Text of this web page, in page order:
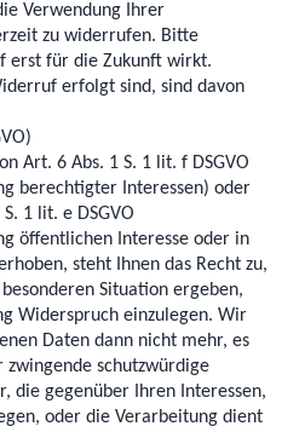
Verwendung Ihrer
zu widerrufen. Bitte
erst für die Zukunft wirkt.
erfolgt sind, sind davon
Art. 6 Abs. 1 S. 1 lit. f DSGVO
berechtigter Interessen) oder
1 lit. e DSGVO
öffentlichen Interesse oder in
steht Ihnen das Recht zu,
Situation ergeben,
Widerspruch einzulegen. Wir
Daten dann nicht mehr, es
zwingende schutzwürdige
die gegenüber Ihren Interessen,
oder die Verarbeitung dient